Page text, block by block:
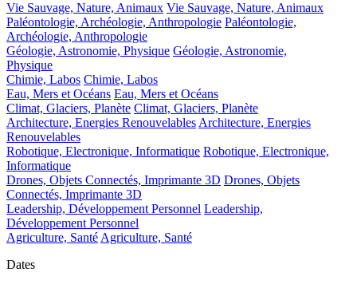
Vie Sauvage, Nature, Animaux Vie Sauvage, Nature, Animaux
Paléontologie, Archéologie, Anthropologie Paléontologie,
Archéologie, Anthropologie
Géologie, Astronomie, Physique Géologie, Astronomie,
Physique
Chimie, Labos Chimie, Labos
Eau, Mers et Océans Eau, Mers et Océans
Climat, Glaciers, Planète Climat, Glaciers, Planète
Architecture, Energies RenouvelablesArchitecture, Energies
Renouvelables
Robotique, Electronique, Informatique Robotique, Electronique,
Informatique
Drones, Objets Connectés, Imprimante 3D Drones, Objets
Connectés, Imprimante 3D
Leadership, Développement Personnel Leadership,
Développement Personnel
Agriculture, SantéAgriculture, Santé
Dates